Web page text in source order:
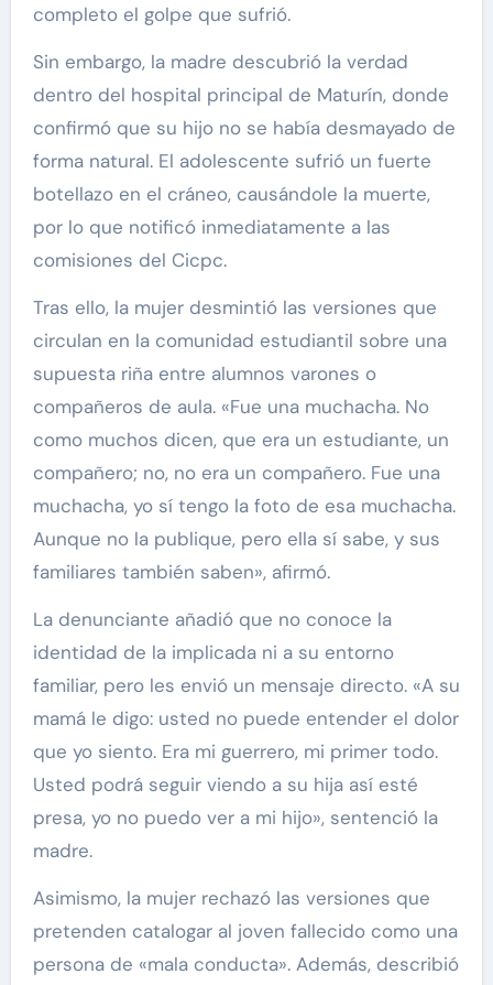
completo el golpe que sufrió.
Sin embargo, la madre descubrió la verdad
dentro del hospital principal de Maturín, donde
confirmó que su hijo no se había desmayado de
forma natural. El adolescente sufrió un fuerte
botellazo en el cráneo, causándole la muerte,
por lo que notificó inmediatamente a las
comisiones del Cicpc.
Tras ello, la mujer desmintió las versiones que
circulan en la comunidad estudiantil sobre una
supuesta riña entre alumnos varones o
compañeros de aula. «Fue una muchacha. No
como muchos dicen, que era un estudiante, un
compañero; no, no era un compañero. Fue una
muchacha, yo sí tengo la foto de esa muchacha.
Aunque no la publique, pero ella sí sabe, y sus
familiares también saben», afirmó.
La denunciante añadió que no conoce la
identidad de la implicada ni a su entorno
familiar, pero les envió un mensaje directo. «A su
mamá le digo: usted no puede entender el dolor
que yo siento. Era mi guerrero, mi primer todo.
Usted podrá seguir viendo a su hija así esté
presa, yo no puedo ver a mi hijo», sentenció la
madre.
Asimismo, la mujer rechazó las versiones que
pretenden catalogar al joven fallecido como una
persona de «mala conducta». Además, describió